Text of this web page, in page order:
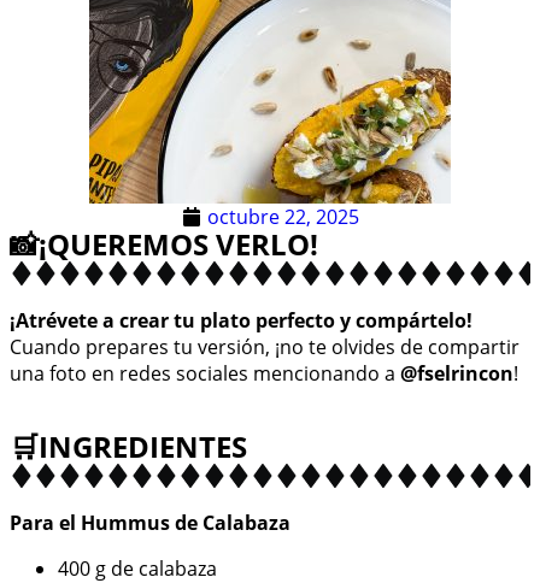
octubre 22, 2025
📸¡QUEREMOS VERLO!
¡Atrévete a crear tu plato perfecto y compártelo!
Cuando prepares tu versión, ¡no te olvides de compartir
una foto en redes sociales mencionando a @fselrincon!
🛒INGREDIENTES
Para el Hummus de Calabaza
400 g de calabaza